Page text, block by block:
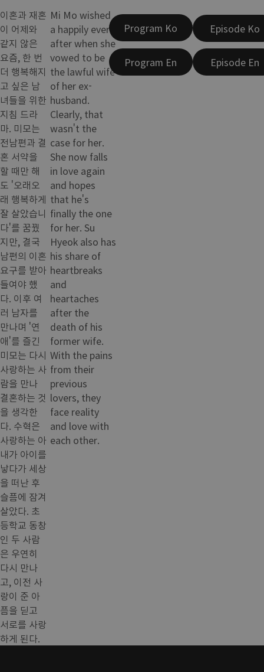
이혼과 재혼
이 어제와
같지 않은
요즘, 한 번
더 행복해지
고 싶은 남
녀들을 위한
지침 드라
마. 미모는
전남편과 결
혼 서약을
할 때만 해
도 '오래오
래 행복하게
잘 살았습니
다'를 꿈꿨
지만, 결국
남편의 이혼
요구를 받아
들여야 했
다. 이후 여
러 남자를
만나며 '연
애'를 즐긴
미모는 다시
사랑하는 사
람을 만나
결혼하는 것
을 생각한
다. 수혁은
사랑하는 아
내가 아이를
낳다가 세상
을 떠난 후
슬픔에 잠겨
살았다. 초
등학교 동창
인 두 사람
은 우연히
다시 만나
고, 이전 사
랑이 준 아
픔을 딛고
서로를 사랑
하게 된다.
Mi Mo wished
a happily ever
after when she
vowed to be
the lawful wife
of her ex-
husband.
Clearly, that
wasn't the
case for her.
She now falls
in love again
and hopes
that he's
finally the one
for her. Su
Hyeok also has
his share of
heartbreaks
and
heartaches
after the
death of his
former wife.
With the pains
from their
previous
lovers, they
face reality
and love with
each other.
Program Ko
Program En
Episode Ko
Episode En